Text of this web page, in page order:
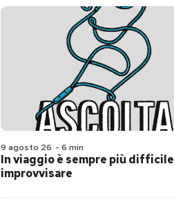
9 agosto 26 - 6 min
In viaggio è sempre più difficile
improvvisare